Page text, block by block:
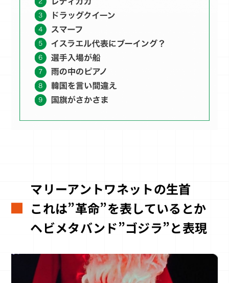
マリーアントワネットの生首
これは”革命”を表しているとか
ヘビメタバンド”ゴジラ”と表現